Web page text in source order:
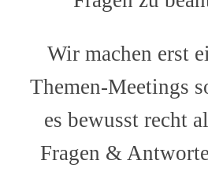
Wir machen erst
Themen-Meetings
es bewusst recht
Fragen &